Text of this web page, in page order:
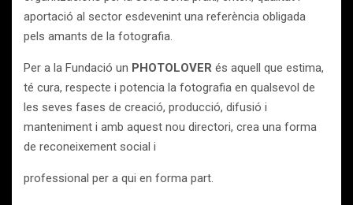
aportació al sector esdevenint una referència obligada
pels amants de la fotografia.
Per a la Fundació un PHOTOLOVER és aquell que estima,
té cura, respecte i potencia la fotografia en qualsevol de
les seves fases de creació, producció, difusió i
manteniment i amb aquest nou directori, crea una forma
de reconeixement social i
professional per a qui en forma part.